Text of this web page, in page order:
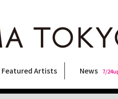
Featured Artists
稲嶺啓一(東風終)
村田言恵
丸岡和吾
Rico Casella
キム・ロートン
菅谷晋一
柴田亜美
内藤啓介
CHRIS
内藤ルネ
大西洋介
林月光
COOKIE
須藤昌人
北島敬三
二本木里美
大類信
横尾忠則
天野タケル
春川ナミオ
三島由紀夫
三島剛
森山大道
佐伯俊男
秋赤音
News 7/
新着・おすす
フェア・イベ
お店からのお